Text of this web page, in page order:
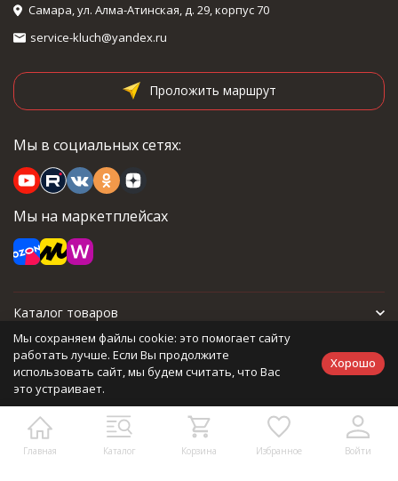
Главная Каталог Корзина Избранное Войти
Самара, ул. Алма-Атинская, д. 29, корпус 70
service-kluch@yandex.ru
Проложить маршрут
Мы в социальных сетях:
Мы на маркетплейсах
Каталог товаров
Для покупателя
Политика персональных данных
Мы сохраняем файлы cookie: это помогает сайту
работать лучше. Если Вы продолжите
использовать сайт, мы будем считать, что Вас
это устраивает.
Хорошо